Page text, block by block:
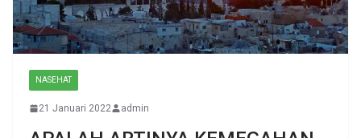
NASEHAT
21 Januari 2022 admin